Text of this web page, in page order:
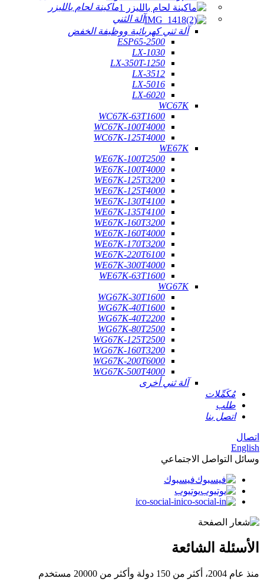
ماكينة لحام بالليزر
آلة الثني
آلة ثني كهربائية ووظيفة الخفض
ESP65-2500
LX-1030
LX-350T-1250
LX-3512
LX-5016
LX-6020
WC67K
WC67K-63T1600
WC67K-100T4000
WC67K-125T4000
WE67K
WE67K-100T2500
WE67K-100T4000
WE67K-125T3200
WE67K-125T4000
WE67K-130T4100
WE67K-135T4100
WE67K-160T3200
WE67K-160T4000
WE67K-170T3200
WE67K-220T6100
WE67K-300T4000
WE67K-63T1600
WG67K
WG67K-30T1600
WG67K-40T1600
WG67K-40T2200
WG67K-80T2500
WG67K-125T2500
WG67K-160T3200
WG67K-200T6000
WG67K-500T4000
آلة ثني أخرى
مُكَمِّلات
طلب
اتصل بنا
اتصال
English
وسائل التواصل الاجتماعي
فيسبوك
يوتيوب
ico-social-in
الأسئلة الشائعة
منذ عام 2004، أكثر من 150 دولة وأكثر من 20000 مستخدم